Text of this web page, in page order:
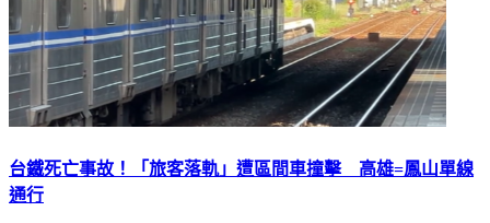
台鐵死亡事故！「旅客落軌」遭區間車撞擊 高雄=鳳山單線
通行